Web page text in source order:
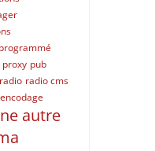
programmé
proxy pub
radio radio cms
autre